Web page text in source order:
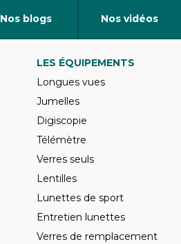
Nos blogs Nos vidéos
LES ÉQUIPEMENTS
Longues vues
Jumelles
Digiscopie
Télémètre
Verres seuls
Lentilles
Lunettes de sport
Entretien lunettes
Verres de remplacement